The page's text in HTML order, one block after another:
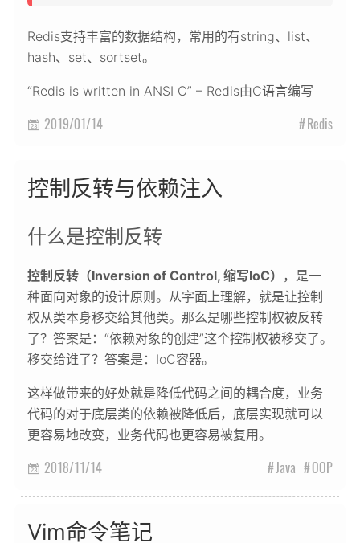
Redis支持丰富的数据结构，常用的有string、list、
hash、set、sortset。
“Redis is written in ANSI C” – Redis由C语言编写
 2019/01/14 Redis
控制反转与依赖注入
什么是控制反转
控制反转（Inversion of Control, 缩写IoC）
，是一
种面向对象的设计原则。从字面上理解，就是让控制
权从类本身移交给其他类。那么是哪些控制权被反转
了？答案是：“依赖对象的创建”这个控制权被移交了。
移交给谁了？答案是：IoC容器。
这样做带来的好处就是降低代码之间的耦合度，业务
代码的对于底层类的依赖被降低后，底层实现就可以
更容易地改变，业务代码也更容易被复用。
 2018/11/14 Java OOP
Vim命令笔记